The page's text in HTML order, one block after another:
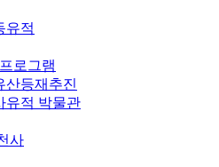
유적
로그램
산등재추진
유적 박물관
사